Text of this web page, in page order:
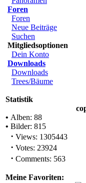
Foren
Foren
Neue Beiträge
Suchen
Mitgliedsoptionen
Dein Konto
Downloads
Downloads
Trees/Bäume
Statistik
• Alben: 88
• Bilder: 815
· Views: 1305443
· Votes: 23924
· Comments: 563
Meine Favoriten: